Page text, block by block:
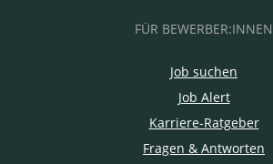
FÜR BEWERBER:INNEN
Job suchen
Job Alert
Karriere-Ratgeber
Fragen & Antworten